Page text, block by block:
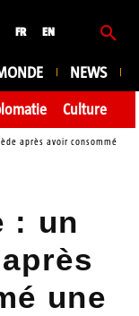
FR EN
NEWS
Culture
après avoir consommé
: un
une